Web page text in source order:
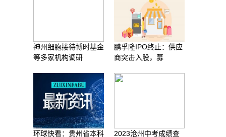
神州细胞接待博时基金
等多家机构调研
鹏孚隆IPO终止：供应
商突击入股，募
环球快看：贵州省本科
2023沧州中考成绩查